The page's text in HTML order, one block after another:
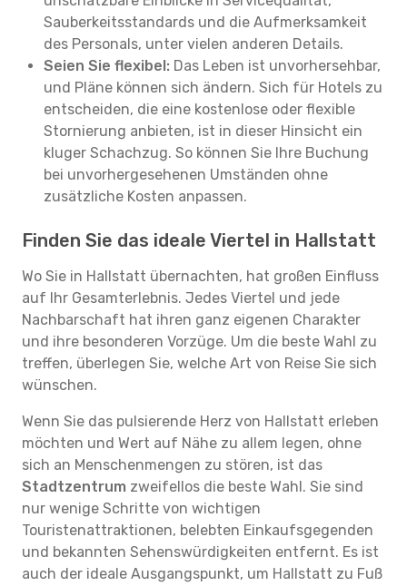
Sauberkeitsstandards und die Aufmerksamkeit
des Personals, unter vielen anderen Details.
Seien Sie flexibel: Das Leben ist unvorhersehbar,
und Pläne können sich ändern. Sich für Hotels zu
entscheiden, die eine kostenlose oder flexible
Stornierung anbieten, ist in dieser Hinsicht ein
kluger Schachzug. So können Sie Ihre Buchung
bei unvorhergesehenen Umständen ohne
zusätzliche Kosten anpassen.
Finden Sie das ideale Viertel in Hallstatt
Wo Sie in Hallstatt übernachten, hat großen Einfluss
auf Ihr Gesamterlebnis. Jedes Viertel und jede
Nachbarschaft hat ihren ganz eigenen Charakter
und ihre besonderen Vorzüge. Um die beste Wahl zu
treffen, überlegen Sie, welche Art von Reise Sie sich
wünschen.
Wenn Sie das pulsierende Herz von Hallstatt erleben
möchten und Wert auf Nähe zu allem legen, ohne
sich an Menschenmengen zu stören, ist das
Stadtzentrum zweifellos die beste Wahl. Sie sind
nur wenige Schritte von wichtigen
Touristenattraktionen, belebten Einkaufsgegenden
und bekannten Sehenswürdigkeiten entfernt. Es ist
auch der ideale Ausgangspunkt, um Hallstatt zu Fuß